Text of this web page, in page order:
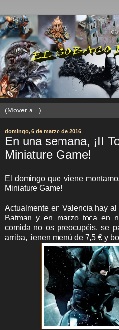
domingo, 6 de marzo de 2016
En una semana, ¡II
Miniature Game!
El domingo que viene
Miniature Game!
Actualmente en Valencia hay
Batman y en marzo toca en
comida no os preocupéis, se
arriba, tienen menú de 7,5 € y